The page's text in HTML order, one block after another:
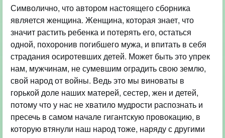
Символично, что автором настоящего сборника
является женщина. Женщина, которая знает, что
значит растить ребенка и потерять его, остаться
одной, похоронив погибшего мужа, и впитать в себя
страдания осиротевших детей. Может быть это упрек
нам, мужчинам, не сумевшим оградить свою землю,
свой народ от войны. Ведь это мы виноваты в
горькой доле наших матерей, сестер, жен и детей,
потому что у нас не хватило мудрости распознать и
пресечь в самом начале гигантскую провокацию, в
которую втянули наш народ тоже, наряду с другими